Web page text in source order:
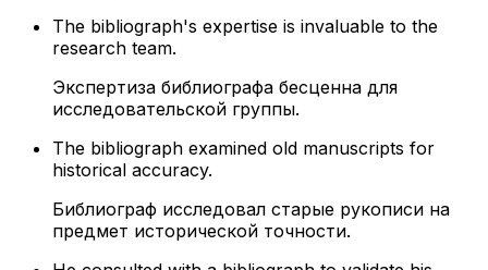
The bibliograph's expertise is invaluable to the
research team.
Экспертиза библиографа бесценна для
исследовательской группы.
The bibliograph examined old manuscripts for
historical accuracy.
Библиограф исследовал старые рукописи на
предмет исторической точности.